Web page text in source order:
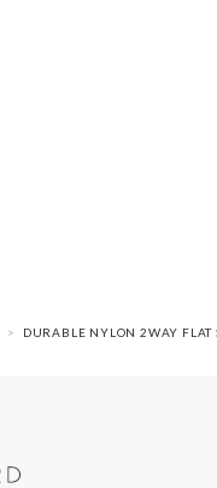
DURABLE NYLON 2WAY